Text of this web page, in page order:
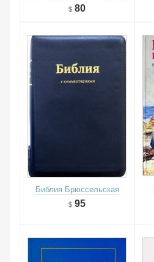
80
Библия Брюссельская
95